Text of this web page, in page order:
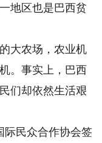
地区也是巴西贫
大农场，农业机
。事实上，巴西
们却依然生活艰
民众合作协会签